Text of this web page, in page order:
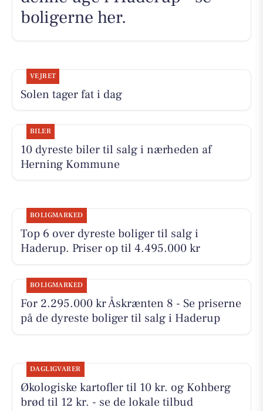
boligerne her.
VEJRET
Solen tager fat i dag
BILER
10 dyreste biler til salg i nærheden af
Herning Kommune
BOLIGMARKED
Top 6 over dyreste boliger til salg i
Haderup. Priser op til 4.495.000 kr
BOLIGMARKED
For 2.295.000 kr Åskrænten 8 - Se priserne
på de dyreste boliger til salg i Haderup
DAGLIGVARER
Økologiske kartofler til 10 kr. og Kohberg
brød til 12 kr. - se de lokale tilbud